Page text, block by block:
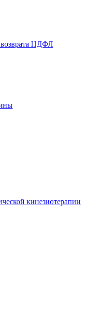
НДФЛ
кинезиотерапии